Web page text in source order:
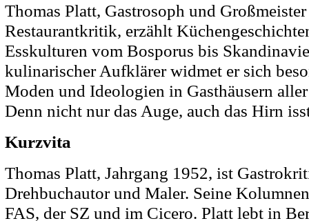
Thomas Platt, Gastrosoph und
Restaurantkritik, erzählt
Esskulturen vom Bosporus bis
kulinarischer Aufklärer widmet er sich
Moden und Ideologien in Gasthäusern
Denn nicht nur das Auge, auch das Hirn
Kurzvita
Thomas Platt, Jahrgang 1952, ist
Drehbuchautor und Maler. Seine
FAS, der SZ und im Cicero. Platt lebt in